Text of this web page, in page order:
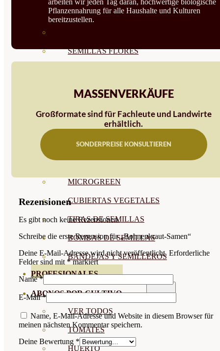
HOJA
SEMILLAS FLORES
COMESTIBLES
SEMILLAS BRASICAS
SEMILLAS RAÍZ
SEMILLAS LEGUMINOSAS
MICROGREEN
CUBIERTAS VEGETALES
TIRAS DE SEMILLAS
BOMBAS DE SEMILLAS
BANDEJAS Y SEMILLEROS
PROFESIONALES
ABONOS POR CULTIVO
VER TODOS
TOMATES
HUERTO
Pflanzennahrung für alle Haushalte und Kulturen
bereitzustellen.
MASSENVERKÄUFE
Großformate sind für Fachleute und Landwirte
erhältlich.
SONDERPREISE KONSULTIEREN
Rezensionen
Es gibt noch keine Rezensionen.
Schreibe die erste Rezension für „Bohnenkraut-Samen“
Deine E-Mail-Adresse wird nicht veröffentlicht. Erforderliche
Felder sind mit *markiert
Name*
E-Mail*
Name, E-Mail-Adresse und Website in diesem Browser für
meinen nächsten Kommentar speichern.
Deine Bewertung *